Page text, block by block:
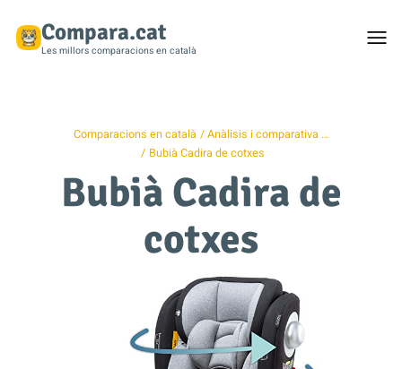
Compara.cat
Les millors comparacions en català
Comparacions en català
Anàlisis i comparativa …
Bubià Cadira de cotxes
Bubià Cadira de
cotxes